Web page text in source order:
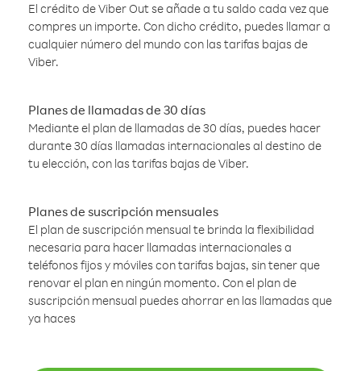
El crédito de Viber Out se añade a tu saldo cada vez que
compres un importe. Con dicho crédito, puedes llamar a
cualquier número del mundo con las tarifas bajas de
Viber.
Planes de llamadas de 30 días
Mediante el plan de llamadas de 30 días, puedes hacer
durante 30 días llamadas internacionales al destino de
tu elección, con las tarifas bajas de Viber.
Planes de suscripción mensuales
El plan de suscripción mensual te brinda la flexibilidad
necesaria para hacer llamadas internacionales a
teléfonos fijos y móviles con tarifas bajas, sin tener que
renovar el plan en ningún momento. Con el plan de
suscripción mensual puedes ahorrar en las llamadas que
ya haces